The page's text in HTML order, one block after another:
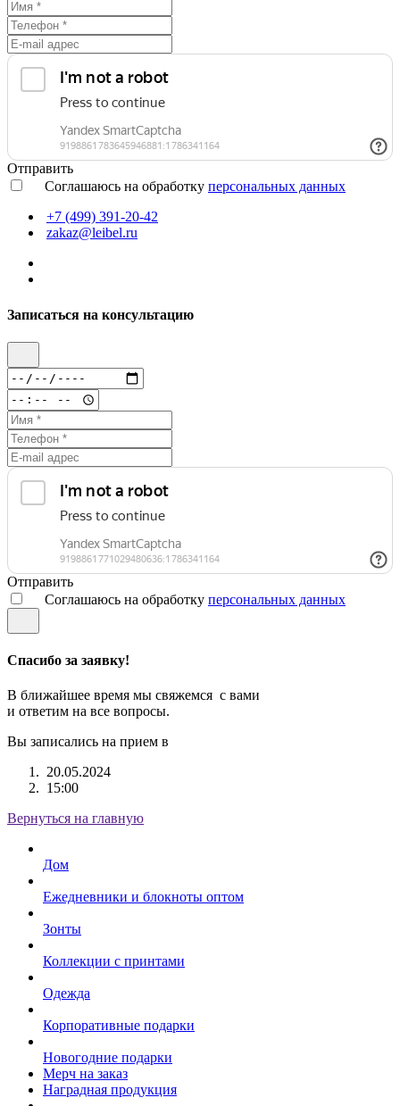
Отправить
Соглашаюсь на обработку персональных данных
+7 (499) 391-20-42
zakaz@leibel.ru
Записаться на консультацию
Отправить
Соглашаюсь на обработку персональных данных
Спасибо за заявку!
В ближайшее время мы свяжемся с вами
и ответим на все вопросы.
Вы записались на прием в
20.05.2024
15:00
Вернуться на главную
Дом
Ежедневники и блокноты оптом
Зонты
Коллекции с принтами
Одежда
Корпоративные подарки
Новогодние подарки
Мерч на заказ
Наградная продукция